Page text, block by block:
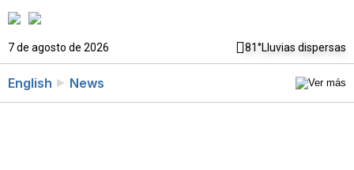
7 de agosto de 2026 81°Lluvias dispersas
English News